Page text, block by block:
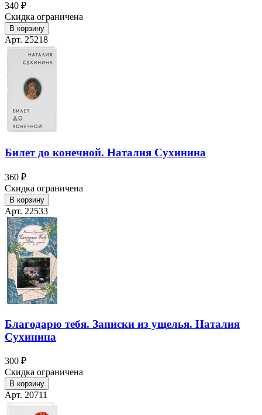
340 ₽
Скидка ограничена
В корзину
Арт. 25218
Билет до конечной. Наталия Сухинина
360 ₽
Скидка ограничена
В корзину
Арт. 22533
Благодарю тебя. Записки из ущелья. Наталия
Сухинина
300 ₽
Скидка ограничена
В корзину
Арт. 20711